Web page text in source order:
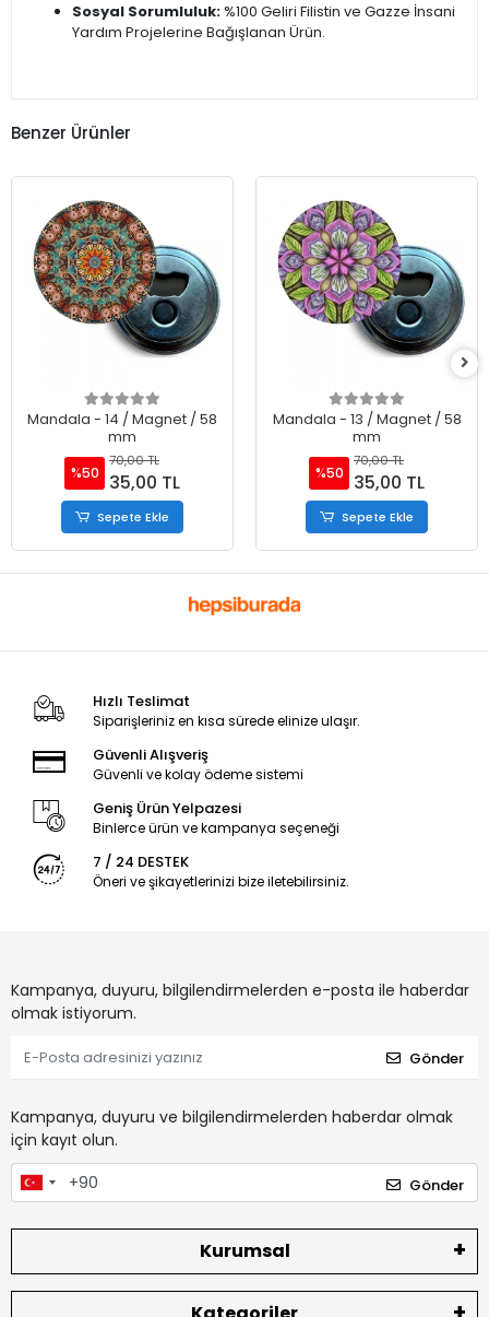
Sosyal Sorumluluk: %100 Geliri Filistin ve Gazze İnsani
Yardım Projelerine Bağışlanan Ürün.
Benzer Ürünler
Mandala - 14 / Magnet / 58
mm
%50
70,00 TL
35,00 TL
Sepete Ekle
Mandala - 13 / Magnet / 58
mm
%50
70,00 TL
35,00 TL
Sepete Ekle
Hızlı Teslimat
Siparişleriniz en kısa sürede elinize ulaşır.
Güvenli Alışveriş
Güvenli ve kolay ödeme sistemi
Geniş Ürün Yelpazesi
Binlerce ürün ve kampanya seçeneği
7 / 24 DESTEK
Öneri ve şikayetlerinizi bize iletebilirsiniz.
Kampanya, duyuru, bilgilendirmelerden e-posta ile haberdar
olmak istiyorum.
Gönder
Kampanya, duyuru ve bilgilendirmelerden haberdar olmak
için kayıt olun.
Gönder
Kurumsal